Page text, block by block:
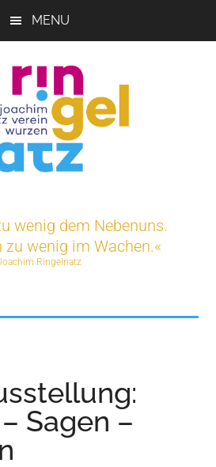
MENU
wenig dem Nebenuns.
wenig im Wachen.«
Ringelnatz
Sagen –